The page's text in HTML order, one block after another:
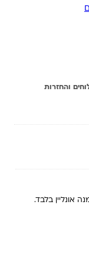
והחזרות
אונליין בלבד.